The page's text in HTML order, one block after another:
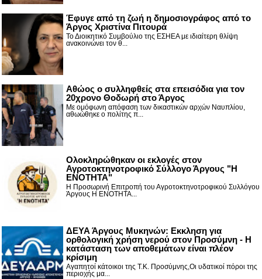
Έφυγε από τη ζωή η δημοσιογράφος από το
Άργος Χριστίνα Πιτουρά
Το Διοικητικό Συμβούλιο της ΕΣΗΕΑ με ιδιαίτερη θλίψη
ανακοινώνει τον θ...
Αθώος ο συλληφθείς στα επεισόδια για τον
20χρονο Θοδωρή στο Άργος
Με ομόφωνη απόφαση των δικαστικών αρχών Ναυπλίου,
αθωώθηκε ο πολίτης π...
Ολοκληρώθηκαν οι εκλογές στον
Αγροτοκτηνοτροφικό Σύλλογο Άργους "Η
ΕΝΟΤΗΤΑ"
Η Προσωρινή Επιτροπή του Αγροτοκτηνοτροφικού Συλλόγου
Άργους Η ΕΝΟΤΗΤΑ...
ΔΕΥΑ Άργους Μυκηνών: Εκκληση για
ορθολογική χρήση νερού στον Προσύμνη - Η
κατάσταση των αποθεμάτων είναι πλέον
κρίσιμη
Αγαπητοί κάτοικοι της Τ.Κ. Προσύμνης,Οι υδατικοί πόροι της
περιοχής μα...